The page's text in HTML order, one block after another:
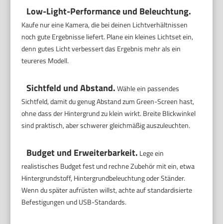
Low-Light-Performance und Beleuchtung.
Kaufe nur eine Kamera, die bei deinen Lichtverhältnissen
noch gute Ergebnisse liefert. Plane ein kleines Lichtset ein,
denn gutes Licht verbessert das Ergebnis mehr als ein
teureres Modell.
Sichtfeld und Abstand.Wähle ein passendes
Sichtfeld, damit du genug Abstand zum Green-Screen hast,
ohne dass der Hintergrund zu klein wirkt. Breite Blickwinkel
sind praktisch, aber schwerer gleichmäßig auszuleuchten.
Budget und Erweiterbarkeit. Lege ein
realistisches Budget fest und rechne Zubehör mit ein, etwa
Hintergrundstoff, Hintergrundbeleuchtung oder Ständer.
Wenn du später aufrüsten willst, achte auf standardisierte
Befestigungen und USB-Standards.